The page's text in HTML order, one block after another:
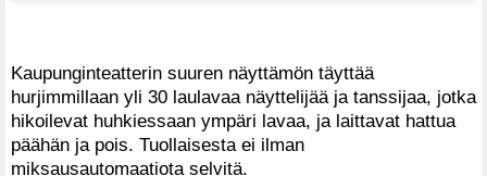
Kaupunginteatterin suuren näyttämön täyttää
hurjimmillaan yli 30 laulavaa näyttelijää ja tanssijaa, jotka
hikoilevat huhkiessaan ympäri lavaa, ja laittavat hattua
päähän ja pois. Tuollaisesta ei ilman
miksausautomaatiota selvitä.